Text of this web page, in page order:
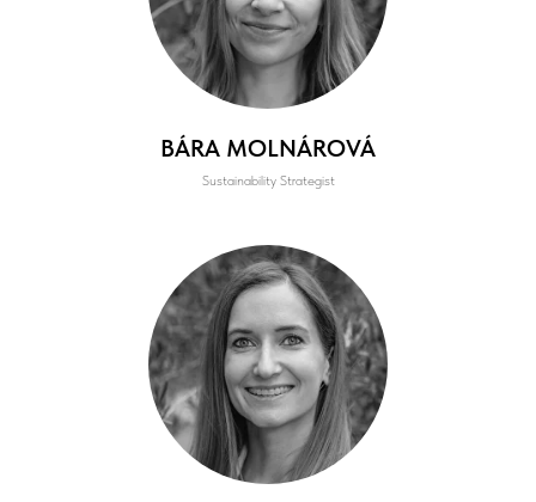
BÁRA MOLNÁROVÁ
Sustainability Strategist